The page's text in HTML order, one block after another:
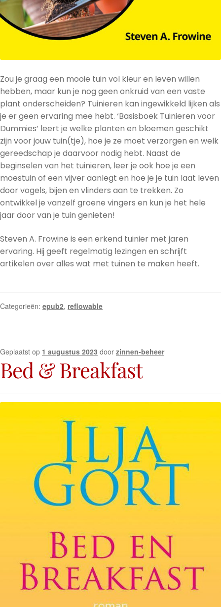
Zou je graag een mooie tuin vol kleur en leven willen
hebben, maar kun je nog geen onkruid van een vaste
plant onderscheiden? Tuinieren kan ingewikkeld lijken als
je er geen ervaring mee hebt. ‘Basisboek Tuinieren voor
Dummies’ leert je welke planten en bloemen geschikt
zijn voor jouw tuin(tje), hoe je ze moet verzorgen en welk
gereedschap je daarvoor nodig hebt. Naast de
beginselen van het tuinieren, leer je ook hoe je een
moestuin of een vijver aanlegt en hoe je je tuin laat leven
door vogels, bijen en vlinders aan te trekken. Zo
ontwikkel je vanzelf groene vingers en kun je het hele
jaar door van je tuin genieten!
Steven A. Frowine is een erkend tuinier met jaren
ervaring. Hij geeft regelmatig lezingen en schrijft
artikelen over alles wat met tuinen te maken heeft.
Categorieën: epub2, reflowable
Geplaatst op 1 augustus 2023 door zinnen-beheer
Bed & Breakfast